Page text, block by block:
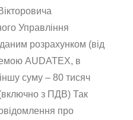
Управління
розрахунком (від
AUDATEX, в
суму – 80 тисяч
з ПДВ) Так
про